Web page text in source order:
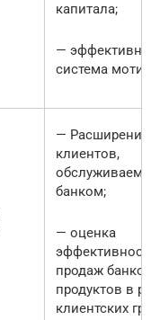
капитала;
— эффективная
система
— Расширение
клиентов,
обслуживаемых
банком;
— оценка
эффективности
продаж
продуктов в
клиентских